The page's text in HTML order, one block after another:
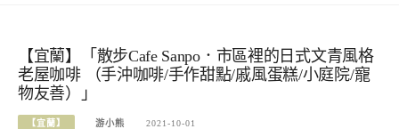
【宜蘭】「散步Cafe Sanpo．市區裡的日式文青風格
老屋咖啡 （手沖咖啡/手作甜點/戚風蛋糕/小庭院/寵
物友善）」
【宜蘭】 游小熊 2021-10-01